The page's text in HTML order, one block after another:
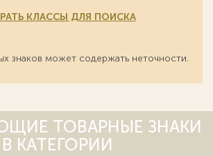
КЛАССЫ ДЛЯ ПОИСКА
знаков может содержать неточности.
ТОВАРНЫЕ ЗНАКИ
В КАТЕГОРИИ